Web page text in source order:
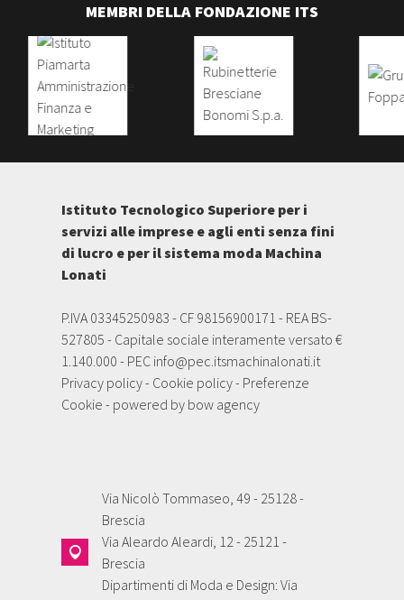
MEMBRI DELLA FONDAZIONE ITS
Istituto Tecnologico Superiore per i
servizi alle imprese e agli enti senza fini
di lucro e per il sistema moda Machina
Lonati
P.IVA 03345250983 - CF 98156900171 - REA BS-
527805 - Capitale sociale interamente versato €
1.140.000 - PEC info@pec.itsmachinalonati.it
Privacy policy- Cookie policy- Preferenze
Cookie - powered by bow agency
Via Nicolò Tommaseo, 49 - 25128 -
Brescia
Via Aleardo Aleardi, 12 - 25121 -
Brescia
Dipartimenti di Moda e Design: Via